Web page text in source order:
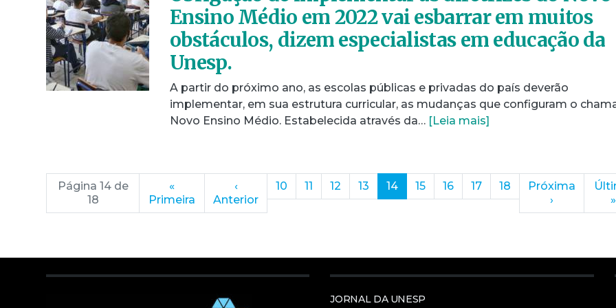
Ensino Médio em 2022 vai esbarrar em muitos
obstáculos, dizem especialistas em educação da
Unesp.
A partir do próximo ano, as escolas públicas e privadas do país deverão
implementar, em sua estrutura curricular, as mudanças que configuram o
Novo Ensino Médio. Estabelecida através da… [Leia mais]
Página 14 de
18
«
Primeira
‹
Anterior
10 11 12 13 14(current)
15 16 17 18
Próxima
›
»
JORNAL DA UNESP